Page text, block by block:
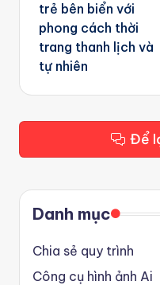
trẻ bên biển với
phong cách thời
trang thanh lịch và
tự nhiên
Để
Danh mục
Chia sẻ quy trình
Công cụ hình ảnh Ai